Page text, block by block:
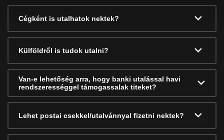
Cégként is utalhatok nektek?
Külföldről is tudok utalni?
Van-e lehetőség arra, hogy banki utalással havi
rendszerességgel támogassalak titeket?
Lehet postai csekkel/utalvánnyal fizetni nektek?